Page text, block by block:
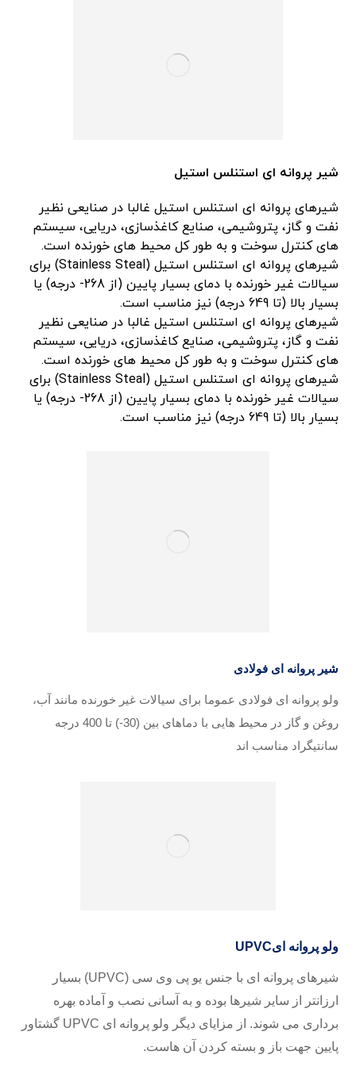
شیر پروانه ای استنلس استیل
شیرهای پروانه ای استنلس استیل غالبا در صنایعی نظیر
نفت و گاز، پتروشیمی، صنایع کاغذسازی، دریایی، سیستم
های کنترل سوخت و به طور کل محیط های خورنده است.
شیرهای پروانه ای استنلس استیل (Stainless Steal) برای
سیالات غیر خورنده با دمای بسیار پایین (از 268- درجه) یا
بسیار بالا (تا 649 درجه) نیز مناسب است.
شیرهای پروانه ای استنلس استیل غالبا در صنایعی نظیر
نفت و گاز، پتروشیمی، صنایع کاغذسازی، دریایی، سیستم
های کنترل سوخت و به طور کل محیط های خورنده است.
شیرهای پروانه ای استنلس استیل (Stainless Steal) برای
سیالات غیر خورنده با دمای بسیار پایین (از 268- درجه) یا
بسیار بالا (تا 649 درجه) نیز مناسب است.
شیر پروانه ای فولادی
ولو پروانه ای فولادی عموما برای سیالات غیر خورنده مانند آب،
روغن و گاز در محیط هایی با دماهای بین (30-) تا 400 درجه
سانتیگراد مناسب اند
ولو پروانه ایUPVC
شیرهای پروانه ای با جنس یو پی وی سی (UPVC) بسیار
ارزانتر از سایر شیرها بوده و به آسانی نصب و آماده بهره
برداری می شوند. از مزایای دیگر ولو پروانه ای UPVCگشتاور
پایین جهت باز و بسته کردن آن هاست.